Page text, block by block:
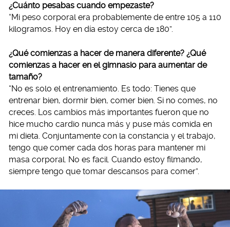
¿Cuánto pesabas cuando empezaste?
“Mi peso corporal era probablemente de entre 105 a 110
kilogramos. Hoy en día estoy cerca de 180”.
¿Qué comienzas a hacer de manera diferente? ¿Qué
comienzas a hacer en el gimnasio para aumentar de
tamaño?
“No es solo el entrenamiento. Es todo: Tienes que
entrenar bien, dormir bien, comer bien. Si no comes, no
creces. Los cambios más importantes fueron que no
hice mucho cardio nunca más y puse más comida en
mi dieta. Conjuntamente con la constancia y el trabajo,
tengo que comer cada dos horas para mantener mi
masa corporal. No es facil. Cuando estoy filmando,
siempre tengo que tomar descansos para comer”.